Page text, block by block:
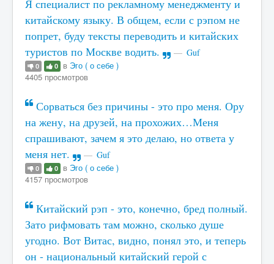
Я специалист по рекламному менеджменту и
китайскому языку. В общем, если с рэпом не
попрет, буду тексты переводить и китайских
туристов по Москве водить.
Guf
0 0 в Эго ( о себе )
4405 просмотров
Сорваться без причины - это про меня. Ору
на жену, на друзей, на прохожих…Меня
спрашивают, зачем я это делаю, но ответа у
меня нет.
Guf
0 0 в Эго ( о себе )
4157 просмотров
Китайский рэп - это, конечно, бред полный.
Зато рифмовать там можно, сколько душе
угодно. Вот Витас, видно, понял это, и теперь
он - национальный китайский герой с